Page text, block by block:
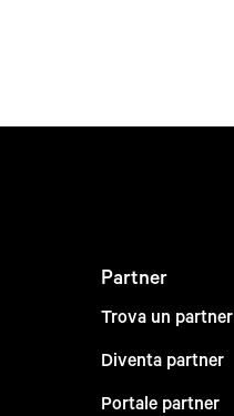
Partner
Trova un partner
Diventa partner
Portale partner